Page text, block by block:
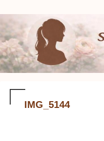
IMG_5144